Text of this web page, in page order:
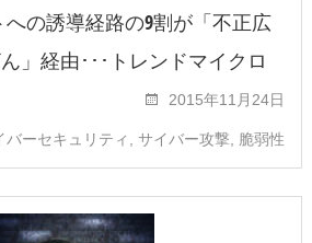
の誘導経路の9割が「不正広
」経由･･･トレンドマイクロ
2015年11月24日
バーセキュリティ ,サイバー攻撃 脆弱性